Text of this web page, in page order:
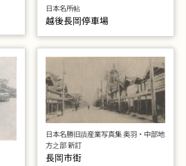
日本名所帖
越後長岡停車場
日本名勝旧蹟産業写真集 奥羽・中部地
方之部 新訂
長岡市街